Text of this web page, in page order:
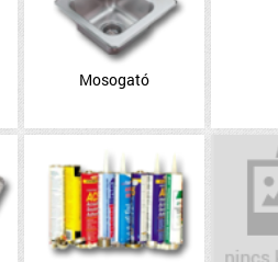
Mosogató